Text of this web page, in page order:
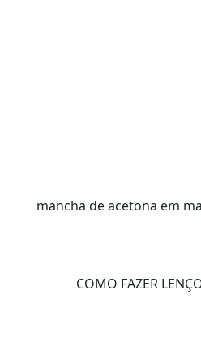
mancha de acetona em
COMO FAZER